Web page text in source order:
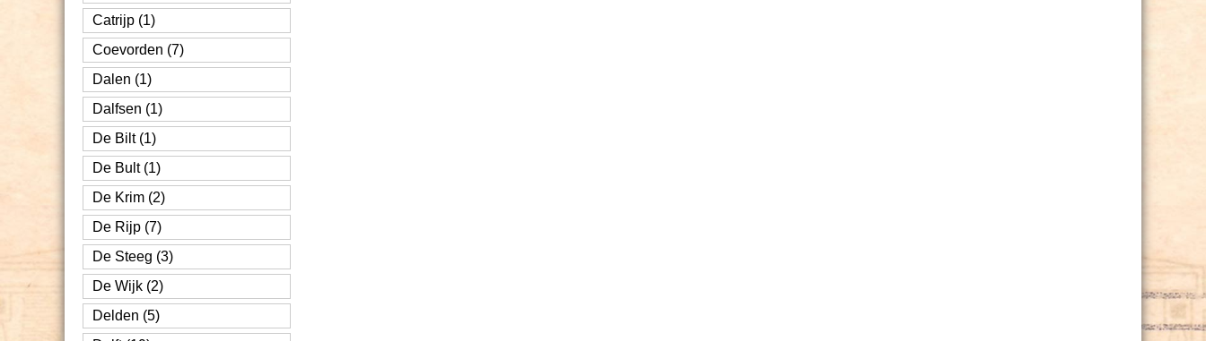
Catrijp (1)
Coevorden (7)
Dalen (1)
Dalfsen (1)
De Bilt (1)
De Bult (1)
De Krim (2)
De Rijp (7)
De Steeg (3)
De Wijk (2)
Delden (5)